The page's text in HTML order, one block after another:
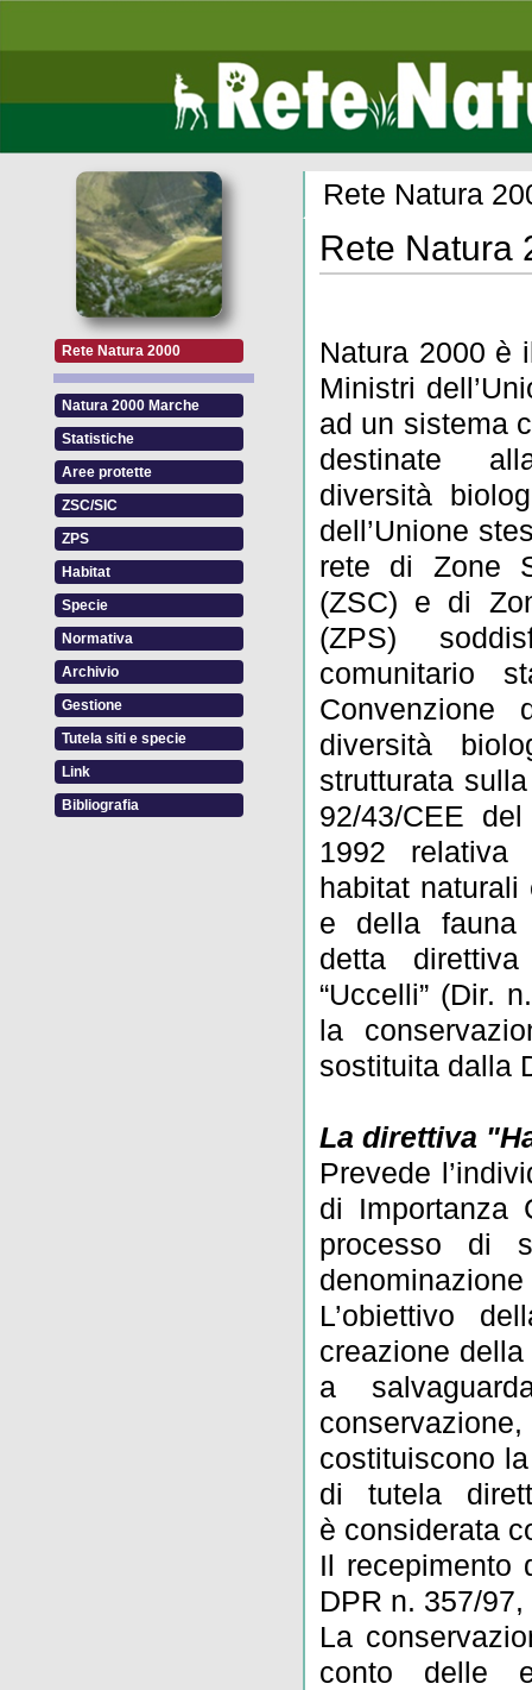
Rete Natura 2000
Natura 2000 Marche
Statistiche
Aree protette
ZSC/SIC
ZPS
Habitat
Specie
Normativa
Archivio
Gestione
Tutela siti e specie
Link
Bibliografia
Rete Natura
Rete Natura
Natura 2000 è
Ministri
ad un sistema
destinate
diversità
dell’Unione
rete di Zone
(ZSC) e di
(ZPS)
comunitario
Convenzione
diversità
strutturata
92/43/CEE
1992 relativa
habitat
e della fauna
detta
“Uccelli” (Dir.
la
sostituita dalla
La direttiva
Prevede
di Importanza
processo di
L’obiettivo
creazione
a
costituiscono
di tutela
è considerata
Il recepimento
DPR n. 357/
La
conto delle